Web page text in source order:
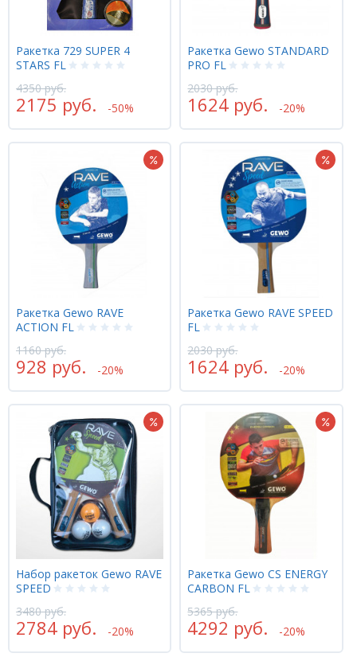
Ракетка 729 SUPER 4
STARS FL
4350 руб.
2175 руб. -50%
Ракетка Gewo STANDARD
PRO FL
2030 руб.
1624 руб. -20%
Ракетка Gewo RAVE
ACTION FL
1160 руб.
928 руб. -20%
Ракетка Gewo RAVE SPEED
FL
2030 руб.
1624 руб. -20%
Набор ракеток Gewo RAVE
SPEED
3480 руб.
2784 руб. -20%
Ракетка Gewo CS ENERGY
CARBON FL
5365 руб.
4292 руб. -20%